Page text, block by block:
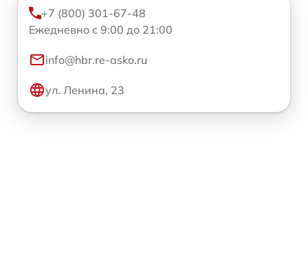
+7 (800) 301-67-48
Ежедневно с 9:00 до 21:00
info@hbr.re-asko.ru
ул. Ленина, 23